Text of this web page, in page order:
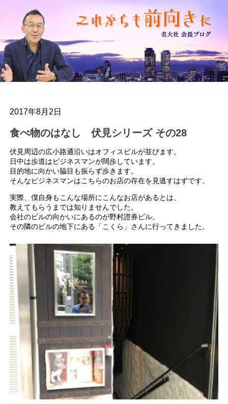
2017年8月2日
食べ物のはなし 伏見シリーズ その28
伏見周辺の広小路通沿いはオフィスビルが並びます。
日中は歩道はビジネスマンが闊歩しています。
目的地に向かい脇目も振らず歩きます。
そんなビジネスマンはこちらのお店の存在を見逃すはずです。
実際、僕自身もこんな場所にこんなお店があるとは、
教えてもらうまでは知りませんでした。
会社のビルの向かいにあるのが野村證券ビル。
その隣のビルの地下にある「こくら」さんに行ってきました。